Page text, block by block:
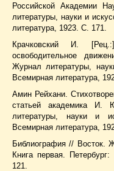
Российской Академии
литературы, науки и
литература, 1923. С. 171.
Крачковский И.
освободительное
Журнал литературы,
Всемирная литература,
Амин Рейхани.
статьей академика И.
литературы, науки и
Всемирная литература,
Библиография // Восток.
Книга первая.
121.